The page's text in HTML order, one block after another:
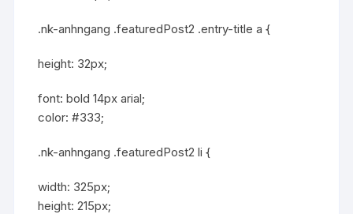
.nk-anhngang .featuredPost2 .entry-title a {
height: 32px;
font: bold 14px arial;
color: #333;
.nk-anhngang .featuredPost2 li {
width: 325px;
height: 215px;